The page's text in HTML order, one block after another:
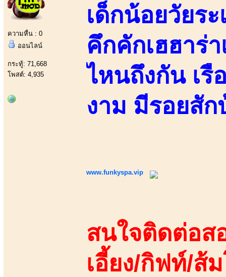
ความหื่น : 0
ออนไลน์
กระทู้: 71,668
โพสต์: 4,935
เด็กน้อยวัยร
คึกคักเฮฮาร่
ไหนถึงกัน เรื
งาม มีรอยสัก
www.funkyspa.vip
สนใจติดต่อส
เอี้ยง/กิฟท์/ส้